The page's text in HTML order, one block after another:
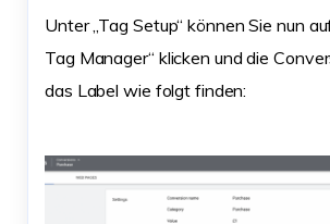
Unter „Tag Setup“ können Sie nun
Tag Manager“ klicken und die
das Label wie folgt finden: